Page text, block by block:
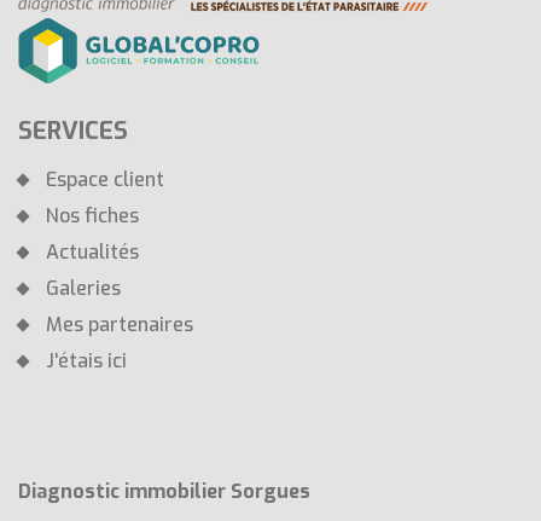
SERVICES
Espace client
Nos fiches
Actualités
Galeries
Mes partenaires
J'étais ici
Diagnostic immobilier Sorgues